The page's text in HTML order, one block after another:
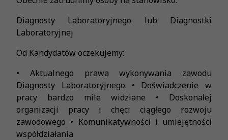
Diagnosty Laboratoryjnego lub Diagnostki
Laboratoryjnej
Od Kandydatów oczekujemy:
• Aktualnego prawa wykonywania zawodu
Diagnosty Laboratoryjnego • Doświadczenie w
pracy bardzo mile widziane • Doskonałej
organizacji pracy i chęci ciągłego rozwoju
zawodowego • Komunikatywności i umiejętności
współdziałania